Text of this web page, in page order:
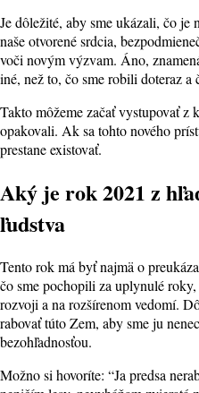
Je dôležité, aby sme ukázali, čo je
naše otvorené srdcia,
voči novým výzvam. Áno,
iné, než to, čo sme robili doteraz a
Takto môžeme začať vystupovať z
opakovali. Ak sa tohto nového
prestane existovať.
Aký je rok 2021 z
ľudstva
Tento rok má byť najmä o
čo sme pochopili za uplynulé
rozvoji a na rozšírenom vedomí.
rabovať túto Zem, aby sme ju
bezohľadnosťou.
Možno si hovoríte: “Ja predsa